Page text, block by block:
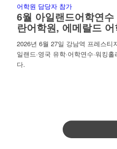
6월 아일랜드어학연
란어학원, 에메랄드
2026년 6월 27일 강남역 프레스티
일랜드·영국 유학·어학연수·워킹
다.